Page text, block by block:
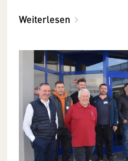
Weiterlesen